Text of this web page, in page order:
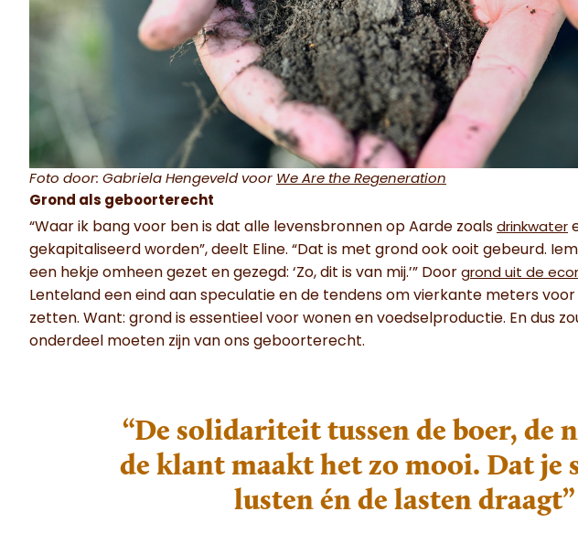
Foto door: Gabriela Hengeveld voor We Are the Regeneration
Grond als geboorterecht
“Waar ik bang voor ben is dat alle levensbronnen op Aarde zoals drinkwater
gekapitaliseerd worden”, deelt Eline. “Dat is met grond ook ooit gebeurd.
een hekje omheen gezet en gezegd: ‘Zo, dit is van mij.’” Door grond uit de
Lenteland een eind aan speculatie en de tendens om vierkante meters
zetten. Want: grond is essentieel voor wonen en voedselproductie. En dus
onderdeel moeten zijn van ons geboorterecht.
“De solidariteit tussen de boer, de
de klant maakt het zo mooi. Dat je
lusten én de lasten draagt”